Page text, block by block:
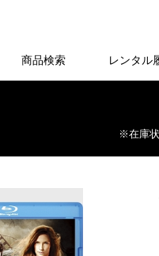
商品検索 レンタル
※在庫状